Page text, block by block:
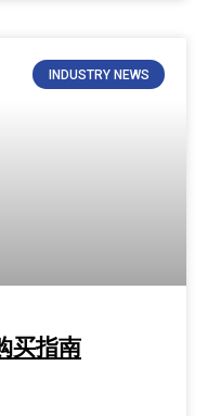
INDUSTRY NEWS
买指南